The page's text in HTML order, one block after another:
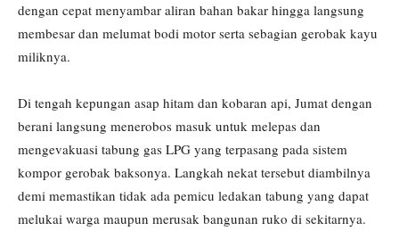
dengan cepat menyambar aliran bahan bakar hingga langsung
membesar dan melumat bodi motor serta sebagian gerobak kayu
miliknya.
Di tengah kepungan asap hitam dan kobaran api, Jumat dengan
berani langsung menerobos masuk untuk melepas dan
mengevakuasi tabung gas LPG yang terpasang pada sistem
kompor gerobak baksonya. Langkah nekat tersebut diambilnya
demi memastikan tidak ada pemicu ledakan tabung yang dapat
melukai warga maupun merusak bangunan ruko di sekitarnya.